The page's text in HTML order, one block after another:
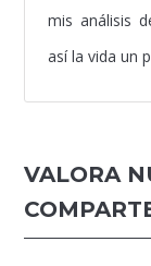
mis análisis
así la vida un
VALORA